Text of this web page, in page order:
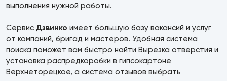
выполнения нужной работы.
Сервис Дзвинко имеет большую базу вакансий и услуг
от компаний, бригад и мастеров. Удобная система
поиска поможет вам быстро найти Вырезка отверстия и
установка распредкоробки в гипсокартоне
Верхнеторецкое, а система отзывов выбрать